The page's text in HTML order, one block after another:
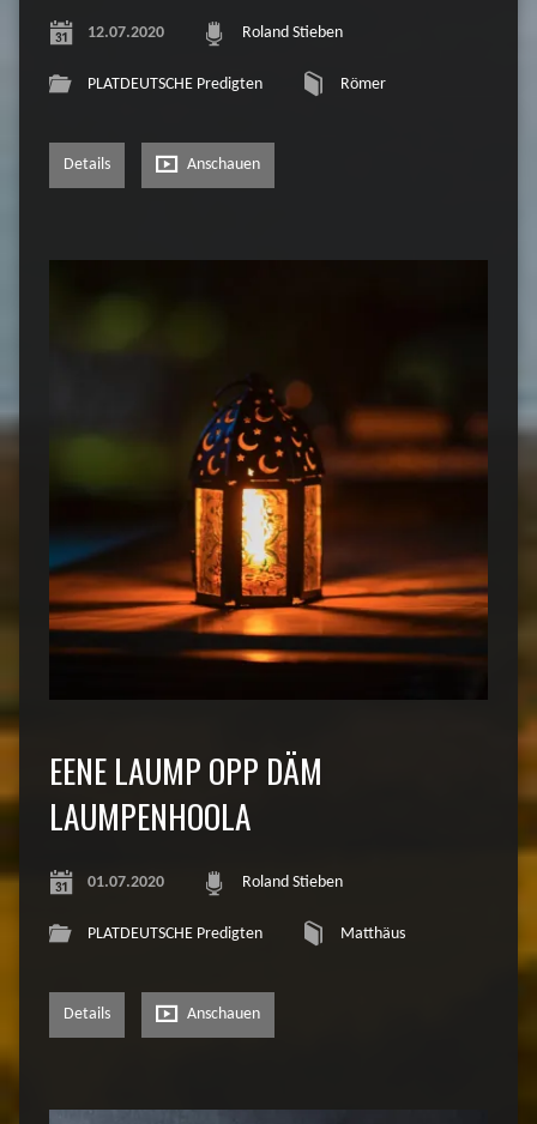
12.07.2020 Roland Stieben
PLATDEUTSCHE Predigten Römer
Details Anschauen
EENE LAUMP OPP DÄM
LAUMPENHOOLA
01.07.2020 Roland Stieben
PLATDEUTSCHE Predigten Matthäus
Details Anschauen